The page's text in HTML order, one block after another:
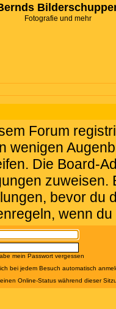
Fotografie und mehr
Forum
wenigen
Die Board-
bevor du
wenn
mein Passwort vergessen
bei jedem Besuch automatisch
Online-Status während dieser